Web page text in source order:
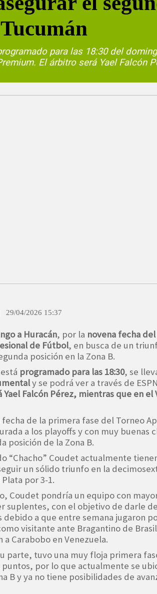
para las 18:30 del
El árbitro será Yael Falcón
29/04/2026 15:37
a Huracán, por la novena fecha
de Fútbol, en busca de un
posición en la Zona B.
programado para las 18:30, se
y se podrá ver a través de ESPN
Yael Falcón Pérez, mientras que en el
de la primera fase del Torneo
a los playoffs y con muy buenas
posición de la Zona B.
“Chacho” Coudet actualmente
un sólido triunfo en la
por 3-1.
Coudet pondría un equipo con
suplentes, con el objetivo de darle
a que entre semana jugaron
visitante ante Bragantino de
Carabobo en Venezuela.
parte, tuvo una muy floja primera
por lo que actualmente se
B y ya no tiene posibilidades de